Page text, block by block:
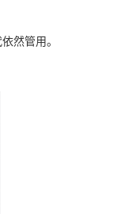
然管用。